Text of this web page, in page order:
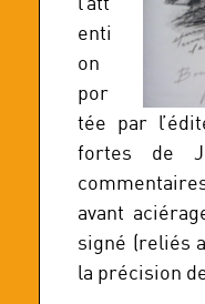
enti
on
por
tée par
fortes de
avant
signé (reliés
la précision